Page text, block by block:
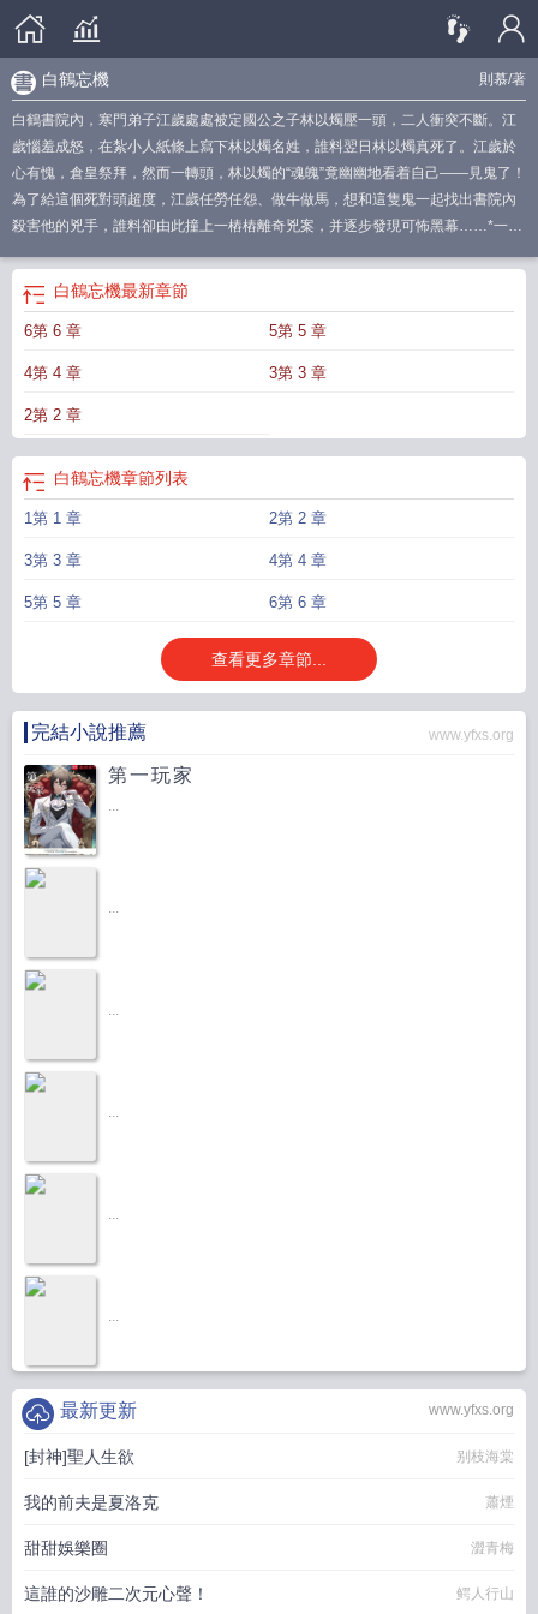
則慕/著
白鶴忘機
白鶴書院內，寒門弟子江歲處處被定國公之子林以燭壓一頭，二人衝突不斷。江
歲惱羞成怒，在紮小人紙條上寫下林以燭名姓，誰料翌日林以燭真死了。江歲於
心有愧，倉皇祭拜，然而一轉頭，林以燭的“魂魄”竟幽幽地看着自己——見鬼了！
為了給這個死對頭超度，江歲任勞任怨、做牛做馬，想和這隻鬼一起找出書院內
殺害他的兇手，誰料卻由此撞上一樁樁離奇兇案，并逐步發現可怖黑幕……*一本
白鶴忘機最新章節
6第 6 章 5第 5 章
4第 4 章 3第 3 章
2第 2 章
白鶴忘機章節列表
1第 1 章 2第 2 章
3第 3 章 4第 4 章
5第 5 章 6第 6 章
查看更多章節...
完結小說推薦 www.yfxs.org
第一玩家
...
...
...
...
...
...
www.yfxs.org
最新更新
[封神]聖人生欲 别枝海棠
我的前夫是夏洛克 蕭煙
甜甜娛樂圈 澀青梅
這誰的沙雕二次元心聲！ 鳄人行山